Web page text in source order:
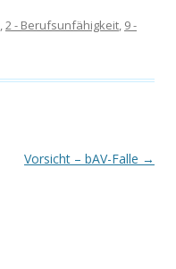
,2 - Berufsunfähigkeit, 9 -
Vorsicht – bAV-Falle →